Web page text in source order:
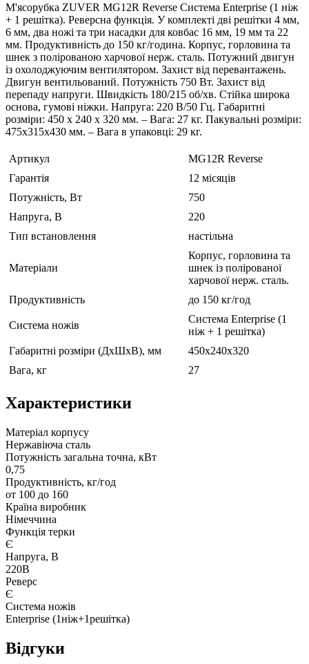
М'ясорубка ZUVER MG12R Reverse Система Enterprise (1 ніж
+ 1 решітка). Реверсна функція. У комплекті дві решітки 4 мм,
6 мм, два ножі та три насадки для ковбас 16 мм, 19 мм та 22
мм. Продуктивність до 150 кг/година. Корпус, горловина та
шнек з полірованою харчової нерж. сталь. Потужний двигун
із охолоджуючим вентилятором. Захист від перевантажень.
Двигун вентильований. Потужність 750 Вт. Захист від
перепаду напруги. Швидкість 180/215 об/хв. Стійка широка
основа, гумові ніжки. Напруга: 220 В/50 Гц. Габаритні
розміри: 450 х 240 х 320 мм. – Вага: 27 кг. Пакувальні розміри:
475х315х430 мм. – Вага в упаковці: 29 кг.
Артикул
MG12R Reverse
Гарантія
12 місяців
Потужність, Вт
750
Напруга, В
220
Тип встановлення
настільна
Матеріали
Корпус, горловина та
шнек із полірованої
харчової нерж. сталь.
Продуктивність
до 150 кг/год
Система ножів
Система Enterprise (1
ніж + 1 решітка)
Габаритні розміри (ДхШхВ), мм
450x240x320
Вага, кг
27
Характеристики
Матеріал корпусу
Нержавіюча сталь
Потужність загальна точна, кВт
0,75
Продуктивність, кг/год
от 100 до 160
Країна виробник
Німеччина
Функція терки
Є
Напруга, В
220В
Реверс
Є
Система ножів
Enterprise (1ніж+1решітка)
Відгуки